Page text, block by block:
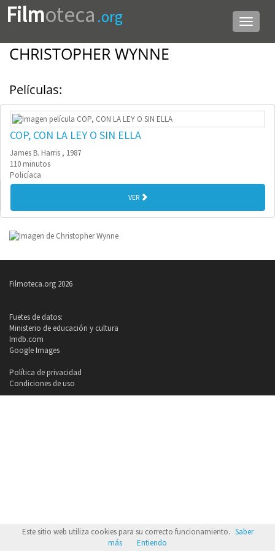
Menú
de
Filmoteca .org
CHRISTOPHER WYNNE
Películas:
COP, CON LA LEY O SIN ELLA
James B. Harris , 1987
110 minutos
Policíaca
VER
Filmoteca.org 2026
Fuetes de datos:
Ministerio de educación y cultura
Imdb.com
Google Images
Política de privacidad
Condiciones de uso
Este sitio web utiliza cookies para su correcto funcionamiento. Saber
más
Entiendo